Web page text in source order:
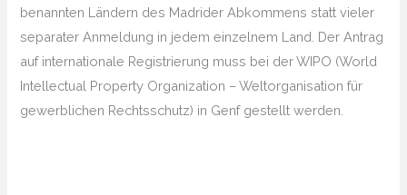
benannten Ländern des Madrider Abkommens statt vieler
separater Anmeldung in jedem einzelnem Land. Der Antrag
auf internationale Registrierung muss bei der WIPO (World
Intellectual Property Organization – Weltorganisation für
gewerblichen Rechtsschutz) in Genf gestellt werden.